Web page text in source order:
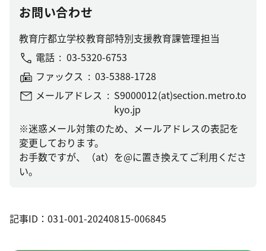
お問い合わせ
教育庁都立学校教育部特別支援教育課管理担当
電話
03-5320-6753
ファックス
03-5388-1728
メールアドレス
S9000012(at)section.metro.to
kyo.jp
※迷惑メール対策のため、メールアドレスの表記を
変更しております。
お手数ですが、（at）を@に置き換えてご利用くださ
い。
記事ID：031-001-20240815-006845